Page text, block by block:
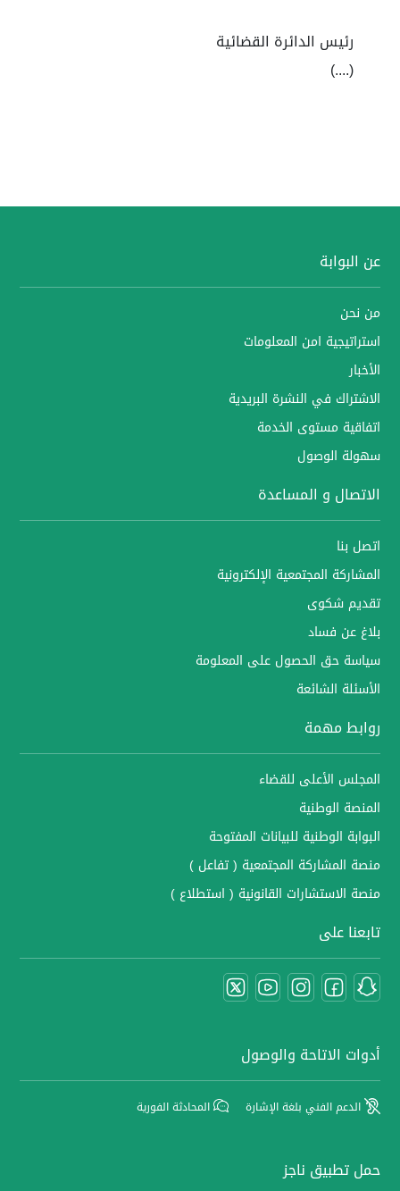
رئيس الدائرة القضائية
(....)
عن البوابة
من نحن
استراتيجية امن المعلومات
الأخبار
الاشتراك في النشرة البريدية
اتفاقية مستوى الخدمة
سهولة الوصول
الاتصال و المساعدة
اتصل بنا
المشاركة المجتمعية الإلكترونية
تقديم شكوى
بلاغ عن فساد
سياسة حق الحصول على المعلومة
الأسئلة الشائعة
روابط مهمة
المجلس الأعلى للقضاء
المنصة الوطنية
البوابة الوطنية للبيانات المفتوحة
منصة المشاركة المجتمعية ( تفاعل )
منصة الاستشارات القانونية ( استطلاع )
تابعنا على
أدوات الاتاحة والوصول
الدعم الفني بلغة الإشارة المحادثة الفورية
حمل تطبيق ناجز